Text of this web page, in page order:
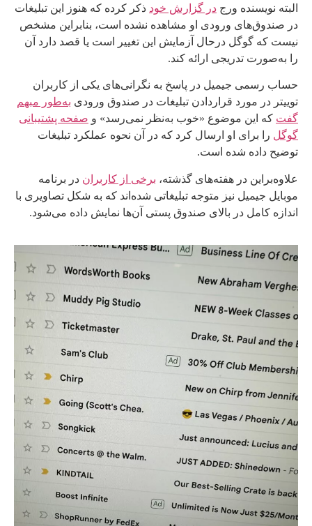
البته نویسنده ورج در گزارش خود ذکر کرده که هنوز این تبلیغات
در صندوق‌های ورودی او مشاهده نشده است، بنابراین مشخص
نیست که گوگل درحال آزمایش این تغییر است یا قصد دارد آن
را به‌صورت تدریجی ارائه کند.
حساب رسمی جیمیل در پاسخ به نگرانی‌های یکی از کاربران
توییتر در مورد قرار‌دادن تبلیغات در صندوق ورودی به‌طور مبهم
گفت که این موضوع «خوب به‌نظر نمی‌رسد» و صفحه پشتیبانی
گوگل را برای او ارسال کرد که در آن نحوه عملکرد تبلیغات
توضیح داده شده است.
علاوه‌براین در هفته‌های گذشته، برخی از کاربران در برنامه
موبایل جیمیل نیز متوجه تبلیغاتی شده‌اند که به شکل تصاویری با
اندازه کامل در بالای صندوق پستی آن‌ها نمایش داده می‌شود.